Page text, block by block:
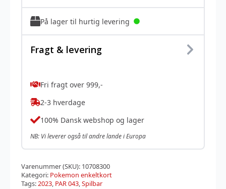
På lager til hurtig levering
Fragt & levering
Fri fragt over 999,-
2-3 hverdage
100% Dansk webshop og lager
NB: Vi leverer også til andre lande i Europa
Varenummer (SKU): 10708300
Kategori: Pokemon enkeltkort
Tags:2023, PAR 043,Spilbar